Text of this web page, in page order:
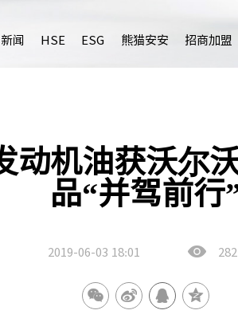
新闻 HSE ESG 熊猫安安 招商加盟
动机油获沃尔
品“并驾前行
2019-06-03 18:01